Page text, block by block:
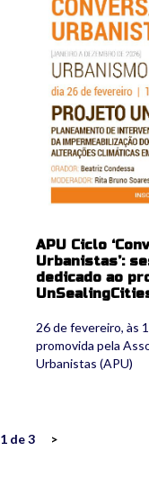
APU Ciclo
Urbanistas’:
dedicado ao
26 de fevereiro, às
promovida pela
Urbanistas (APU)
1 de 3
>